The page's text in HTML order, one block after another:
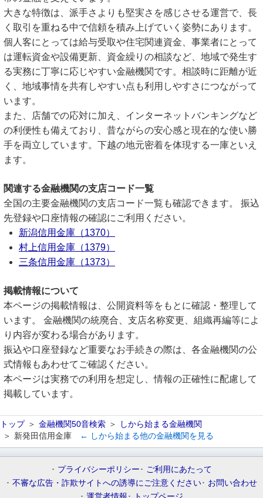
大きな特徴は、派手さよりも堅実さを感じさせる運営で、長
く取引を重ねる中で信頼を積み上げていく姿勢にあります。
個人客にとっては給与受取や住宅関連資金、事業者にとって
は運転資金や設備更新、資金繰りの相談など、地域で発生す
る実務に丁寧に応じやすい金融機関です。相談時に距離が近
く、地域事情を共有しやすい点も利用しやすさにつながって
います。
また、店舗での応対に加え、インターネットバンキングなど
の利便性も備えており、昔ながらの安心感と現在的な使い勝
手を両立しています。下越の地元密着を体現する一庫といえ
ます。
関連する金融機関の支店コード一覧
全国の主要金融機関の支店コード一覧も確認できます。 振込
先登録や口座情報の確認にご利用ください。
新潟信用金庫（1370）
村上信用金庫（1379）
三条信用金庫（1373）
掲載情報について
本ページの掲載情報は、公開資料等をもとに確認・整理して
います。 金融機関の統廃合、支店名称変更、組織再編等によ
り内容が変わる場合があります。
振込や口座登録など重要なお手続きの際は、各金融機関の公
式情報もあわせてご確認ください。
本ページは実務での利用を想定し、情報の正確性に配慮して
掲載しています。
トップ 金融機関50音検索
しから始まる金融機関
新発田信用金庫
← しから始まる他の金融機関を見る
プライバシーポリシー
ご利用にあたって
不審な広告・詐欺サイトへの誘導にご注意ください
お問い合わせ